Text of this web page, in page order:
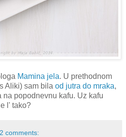
Mamina jela. U prethodnom
Aliki) sam bila od jutra do mraka,
popodnevnu kafu. Uz kafu
l' tako?
comments: